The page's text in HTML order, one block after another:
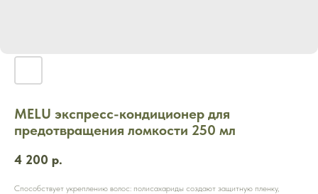
MELU экспресс-кондиционер для
предотвращения ломкости 250 мл
4 200 р.
Способствует укреплению волос: полисахариды создают защитную пленку,